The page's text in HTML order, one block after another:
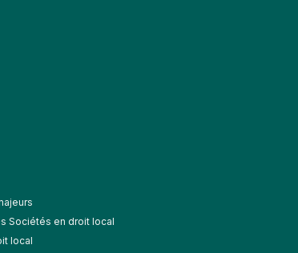
Sociétés en droit local
local